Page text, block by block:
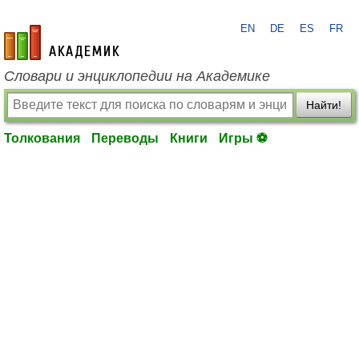
academic.ru
EN DE ES FR
Словари и энциклопедии на Академике
Найти!
Толкования Переводы Книги Игры ⚽